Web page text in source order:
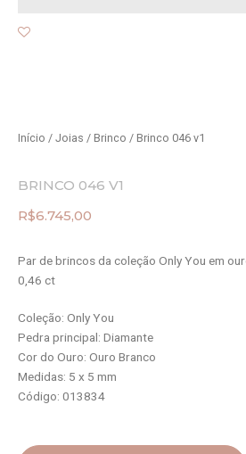
Início / Joias / Brinco / Brinco 046 v1
BRINCO 046 V1
R$6.745,00
Par de brincos da coleção Only You em
0,46 ct
Coleção: Only You
Pedra principal: Diamante
Cor do Ouro: Ouro Branco
Medidas: 5 x 5 mm
Código: 013834